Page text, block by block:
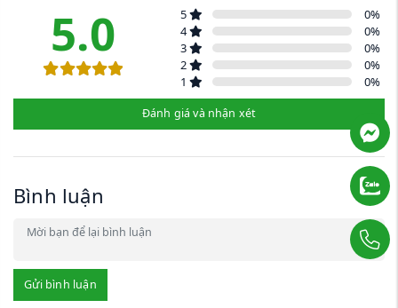
5.0 5 0%
4
0%
3
0%
2
0%
1
0%
Đánh giá và nhận xét
Bình luận
Gửi bình luận